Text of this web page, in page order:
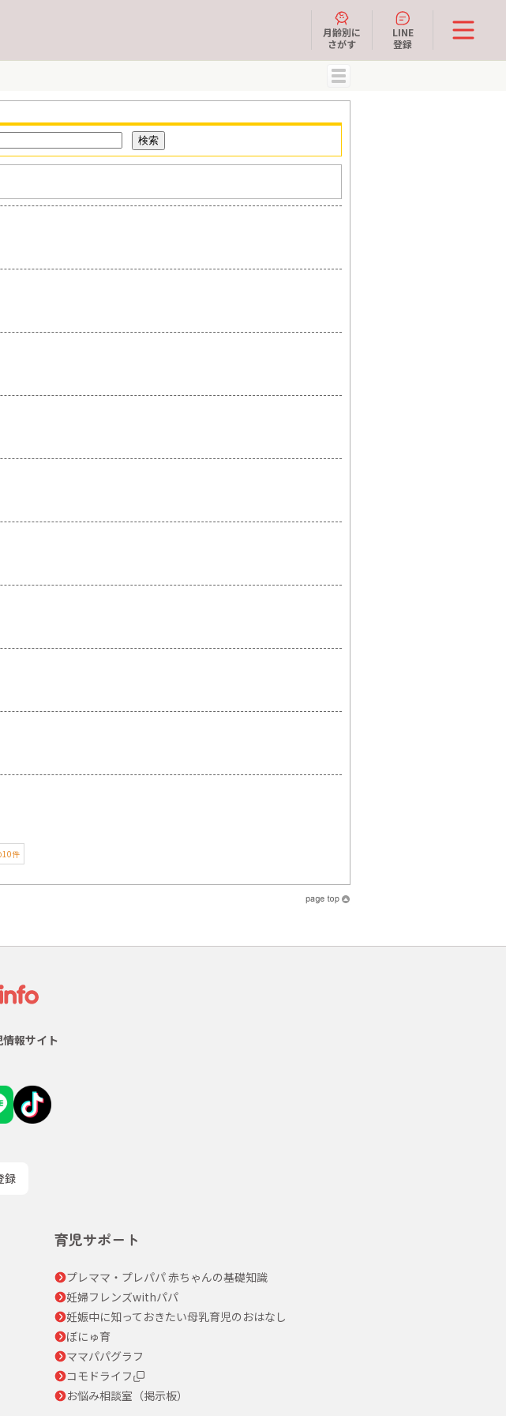
月齢別に
さがす
LINE
登録
MENU
10件
報サイト
録
育児サポート
プレママ・プレパパ 赤ちゃんの基礎知識
妊婦フレンズwithパパ
妊娠中に知っておきたい母乳育児のおはなし
ぼにゅ育
ママパパグラフ
コモドライフ
お悩み相談室（掲示板）